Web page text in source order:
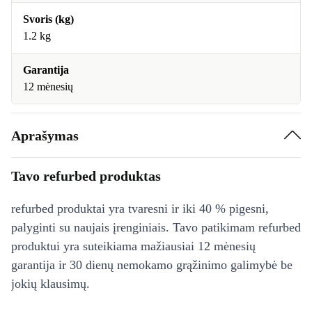
Svoris (kg)
1.2 kg
Garantija
12 mėnesių
Aprašymas
Tavo refurbed produktas
refurbed produktai yra tvaresni ir iki 40 % pigesni,
palyginti su naujais įrenginiais. Tavo patikimam refurbed
produktui yra suteikiama mažiausiai 12 mėnesių
garantija ir 30 dienų nemokamo grąžinimo galimybė be
jokių klausimų.